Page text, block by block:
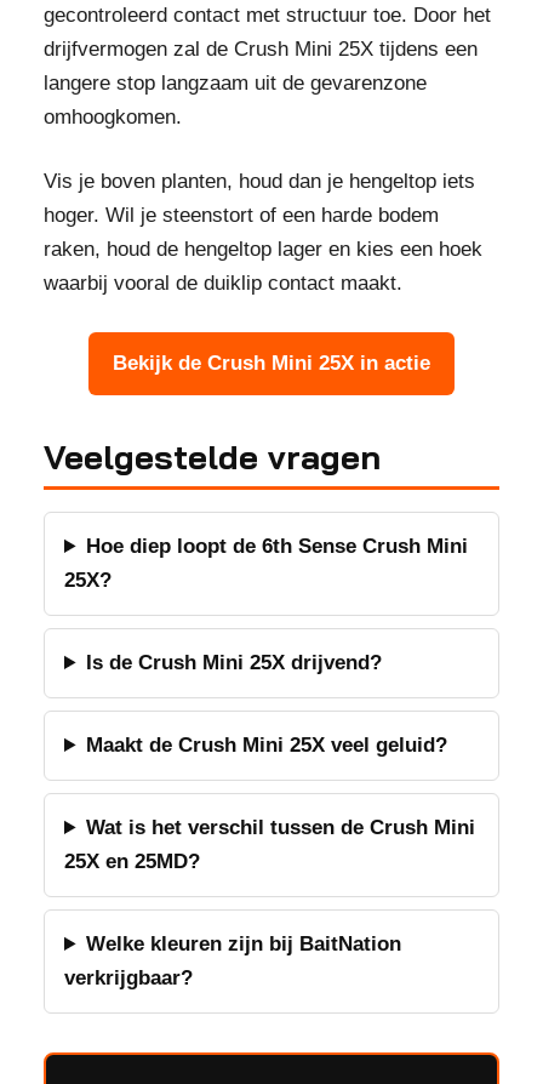
gecontroleerd contact met structuur toe. Door het
drijfvermogen zal de Crush Mini 25X tijdens een
langere stop langzaam uit de gevarenzone
omhoogkomen.
Vis je boven planten, houd dan je hengeltop iets
hoger. Wil je steenstort of een harde bodem
raken, houd de hengeltop lager en kies een hoek
waarbij vooral de duiklip contact maakt.
Bekijk de Crush Mini 25X in actie
Veelgestelde vragen
Hoe diep loopt de 6th Sense Crush Mini
25X?
Is de Crush Mini 25X drijvend?
Maakt de Crush Mini 25X veel geluid?
Wat is het verschil tussen de Crush Mini
25X en 25MD?
Welke kleuren zijn bij BaitNation
verkrijgbaar?